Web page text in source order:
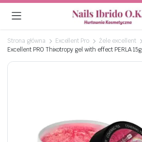
Strona główna Excellent Pro
Żele excellent
Excellent PRO Thixotropy gel with effect PERLA 15g